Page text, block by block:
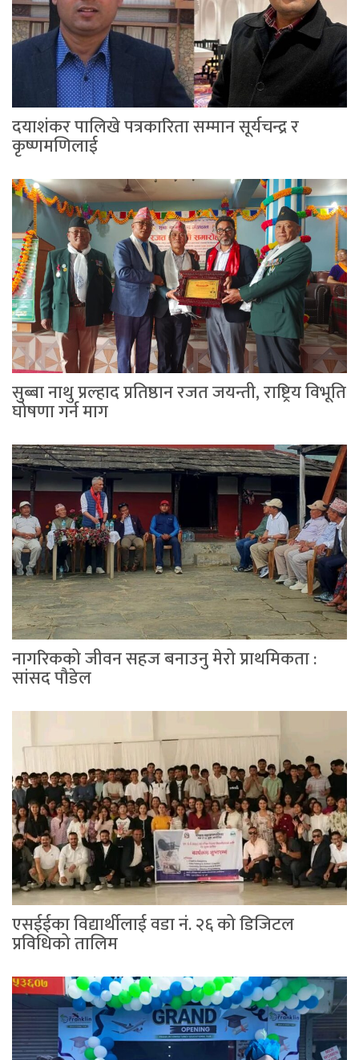
दयाशंकर पालिखे पत्रकारिता सम्मान सूर्यचन्द्र र
कृष्णमणिलाई
सुब्बा नाथु प्रल्हाद प्रतिष्ठान रजत जयन्ती, राष्ट्रिय विभूति
घोषणा गर्न माग
नागरिकको जीवन सहज बनाउनु मेरो प्राथमिकता :
सांसद पौडेल
एसईईका विद्यार्थीलाई वडा नं. २६ को डिजिटल
प्रविधिको तालिम